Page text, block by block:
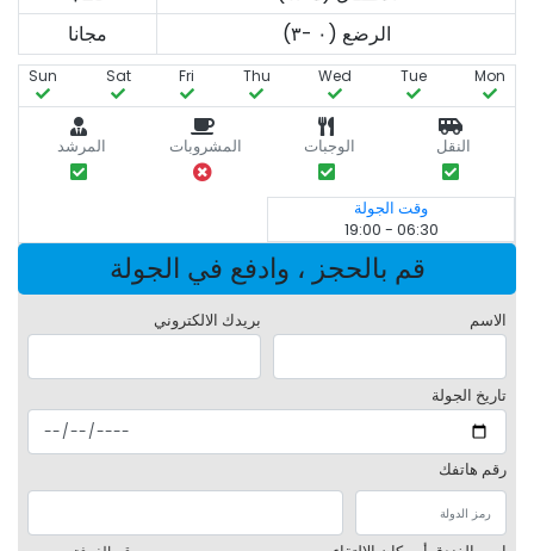
الرضع (٠ -٣)
مجانا
Mon
Tue
Wed
Thu
Fri
Sat
Sun
النقل الوجبات المشروبات المرشد
وقت الجولة
06:30 - 19:00
قم بالحجز ، وادفع في الجولة
الاسم بريدك الالكتروني
تاريخ الجولة
رقم هاتفك